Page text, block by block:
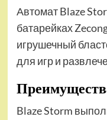
Автомат Blaze
батарейках
игрушечный
для игр и
Blaze Storm